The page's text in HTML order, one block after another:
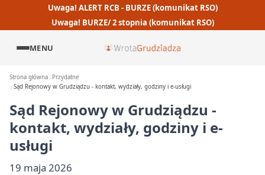
Uwaga! ALERT RCB - BURZE (komunikat RSO)
Uwaga! BURZE/ 2 stopnia (komunikat RSO)
MENU
Strona główna
Przydatne
Sąd Rejonowy w Grudziądzu - kontakt, wydziały, godziny i e-usługi
Sąd Rejonowy w Grudziądzu -
kontakt, wydziały, godziny i e-
usługi
19 maja 2026